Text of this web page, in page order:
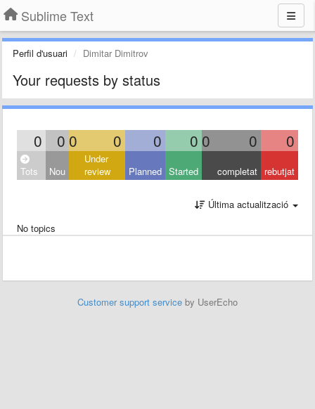
Sublime Text
Perfil d'usuari Dimitar Dimitrov
Your requests by status
0 0 0 0 0 0 0 0 0
Tots Nou
Under
review
Planned Started completat rebutjat
Última actualització
No topics
Customer support service by UserEcho